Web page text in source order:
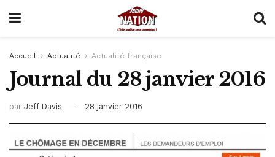
Accueil Actualité Actualité française
Journal du 28 janvier 2016
par Jeff Davis 28 janvier 2016